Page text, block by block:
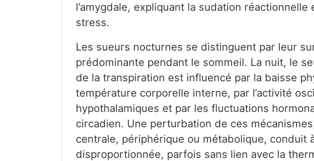
l’amygdale, expliquant la sudation réactionnelle
stress.
Les sueurs nocturnes se distinguent par leur
prédominante pendant le sommeil. La nuit, le
de la transpiration est influencé par la baisse
température corporelle interne, par l’activité
hypothalamiques et par les fluctuations
circadien. Une perturbation de ces
centrale, périphérique ou métabolique, conduit
disproportionnée, parfois sans lien avec la